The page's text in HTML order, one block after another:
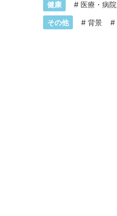
健康 # 医療・病院
その他 # 背景 #